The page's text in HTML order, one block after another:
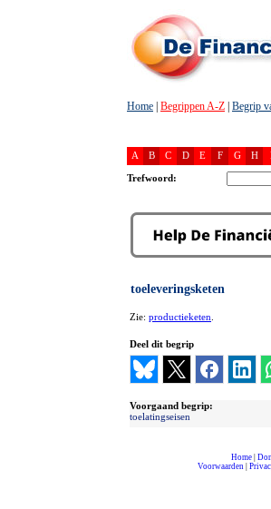
Home Begrippen A-Z Begrip
A B C D E F G H
Trefwoord:
toeleveringsketen
Zie: productieketen
Deel dit begrip
Voorgaand begrip:
toelatingseisen
Home|
Voorwaarden|